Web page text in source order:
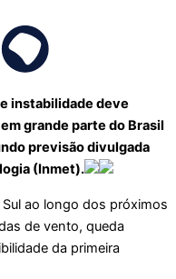
instabilidade deve
grande parte do Brasil
previsão divulgada
(Inmet).
ao longo dos próximos
de vento, queda
da primeira